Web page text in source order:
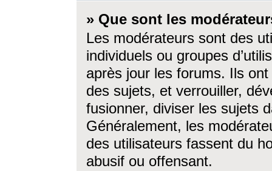
» Que sont les
Les modérateurs sont des
individuels ou groupes
après jour les forums. Ils ont
des sujets, et verrouiller,
fusionner, diviser les sujets
Généralement, les
des utilisateurs fassent du
abusif ou offensant.